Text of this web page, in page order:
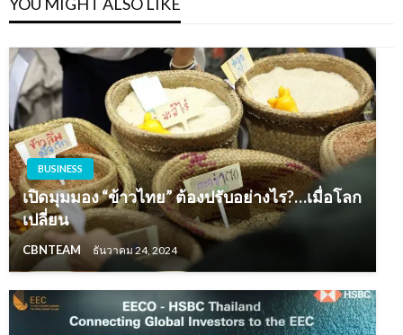
BUSINESS
เปิดมุมมอง “ข้าวไทย” ต้องปรับอย่างไร?…เมื่อโลก
เปลี่ยน
CBNTEAM ธันวาคม 24, 2024